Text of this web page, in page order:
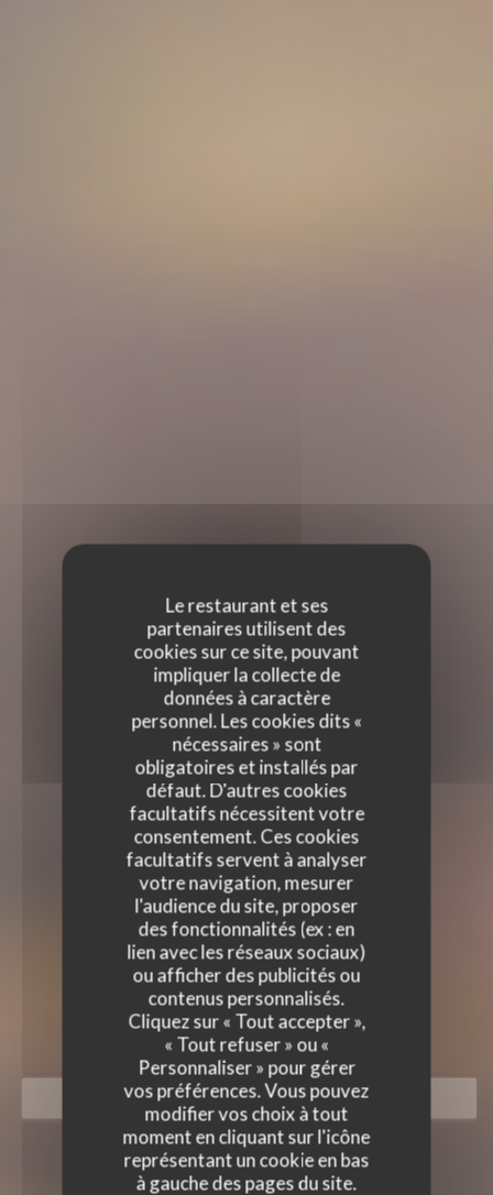
Le restaurant et ses
partenaires utilisent des
cookies sur ce site, pouvant
impliquer la collecte de
données à caractère
personnel. Les cookies dits «
nécessaires » sont
obligatoires et installés par
défaut. D'autres cookies
facultatifs nécessitent votre
consentement. Ces cookies
facultatifs servent à analyser
votre navigation, mesurer
l'audience du site, proposer
des fonctionnalités (ex : en
lien avec les réseaux sociaux)
ou afficher des publicités ou
contenus personnalisés.
Cliquez sur « Tout accepter »,
« Tout refuser » ou «
Personnaliser » pour gérer
vos préférences. Vous pouvez
modifier vos choix à tout
moment en cliquant sur l'icône
représentant un cookie en bas
à gauche des pages du site.
O GRILL
O GRILL
RESTAURANT GRILL|WASQUEHAL
RÉSERVER